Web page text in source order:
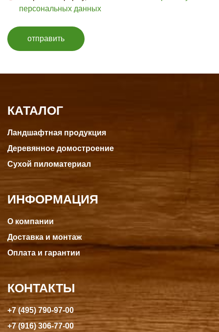
персональных данных
отправить
КАТАЛОГ
Ландшафтная продукция
Деревянное домостроение
Сухой пиломатериал
ИНФОРМАЦИЯ
О компании
Доставка и монтаж
Оплата и гарантии
КОНТАКТЫ
+7 (495) 790-97-00
+7 (916) 306-77-00